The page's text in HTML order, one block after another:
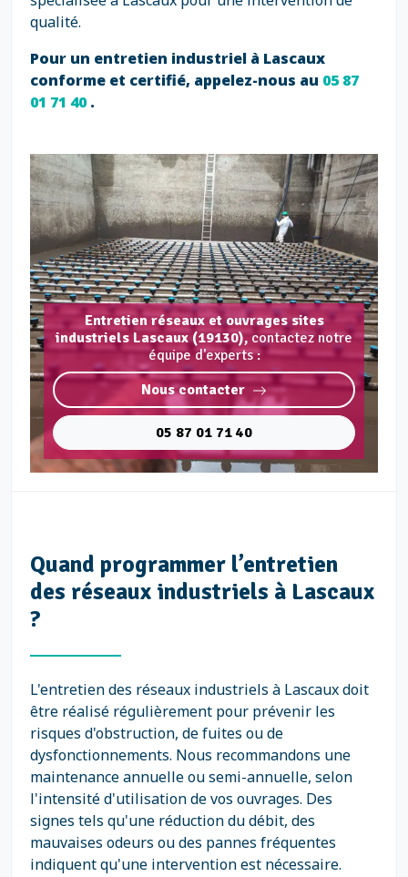
qualité.
Pour un entretien industriel à Lascaux
conforme et certifié, appelez-nous au 05 87
01 71 40.
Entretien réseaux et ouvrages sites
industriels Lascaux (19130), contactez notre
équipe d'experts :
Nous contacter
05 87 01 71 40
Quand programmer l’entretien
des réseaux industriels à Lascaux
?
L'entretien des réseaux industriels à Lascaux doit
être réalisé régulièrement pour prévenir les
risques d'obstruction, de fuites ou de
dysfonctionnements. Nous recommandons une
maintenance annuelle ou semi-annuelle, selon
l'intensité d'utilisation de vos ouvrages. Des
signes tels qu'une réduction du débit, des
mauvaises odeurs ou des pannes fréquentes
indiquent qu'une intervention est nécessaire.